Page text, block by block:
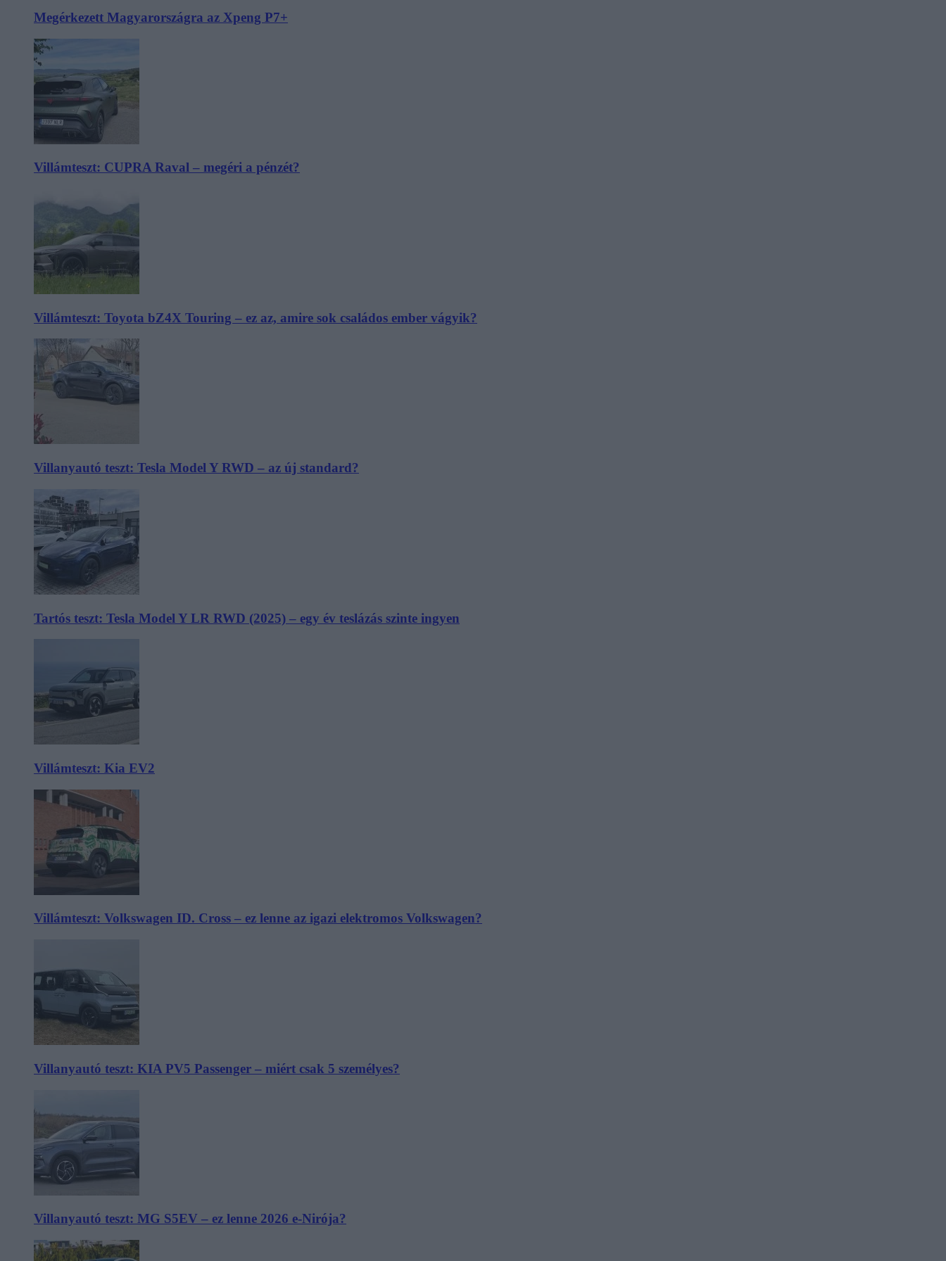
Megérkezett Magyarországra az Xpeng P7+
Villámteszt: CUPRA Raval – megéri a pénzét?
Villámteszt: Toyota bZ4X Touring – ez az, amire sok családos ember vágyik?
Villanyautó teszt: Tesla Model Y RWD – az új standard?
Tartós teszt: Tesla Model Y LR RWD (2025) – egy év teslázás szinte ingyen
Villámteszt: Kia EV2
Villámteszt: Volkswagen ID. Cross – ez lenne az igazi elektromos Volkswagen?
Villanyautó teszt: KIA PV5 Passenger – miért csak 5 személyes?
Villanyautó teszt: MG S5EV – ez lenne 2026 e-Nirója?